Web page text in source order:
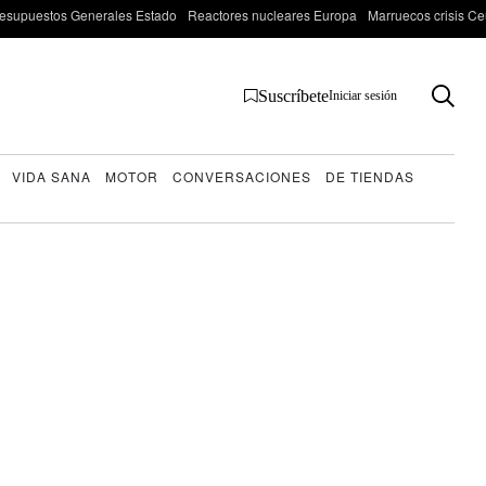
Generales Estado Reactores nucleares Europa Marruecos crisis
SuscríbeteIniciar sesión
VIDA SANA MOTOR CONVERSACIONES DE TIENDAS